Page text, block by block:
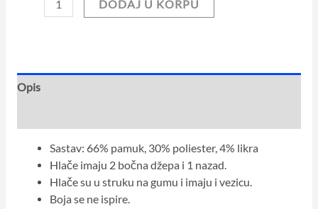
DODAJ U KORPU
Opis
Sastav: 66% pamuk, 30% poliester, 4% likra
Hlače imaju 2 bočna džepa i 1 nazad.
Hlače su u struku na gumu i imaju i vezicu.
Boja se ne ispire.